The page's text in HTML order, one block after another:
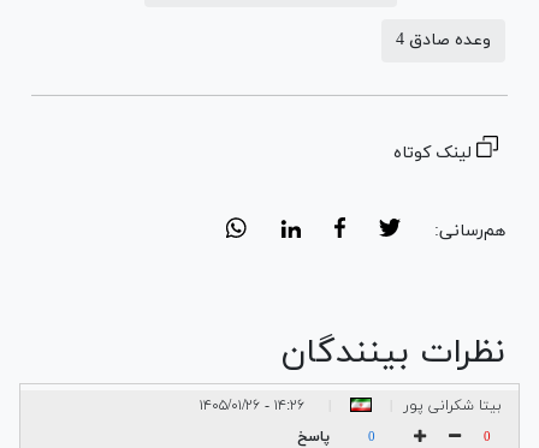
وعده صادق 4
لینک کوتاه
هم‌رسانی:
نظرات بینندگان
بیتا شکرانی پور ۱۴:۲۶ - ۱۴۰۵/۰۱/۲۶
0
0 پاسخ